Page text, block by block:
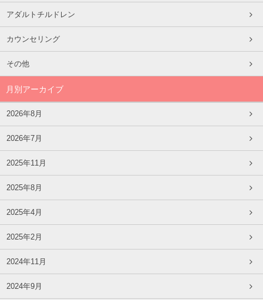
アダルトチルドレン
カウンセリング
その他
月別アーカイブ
2026年8月
2026年7月
2025年11月
2025年8月
2025年4月
2025年2月
2024年11月
2024年9月